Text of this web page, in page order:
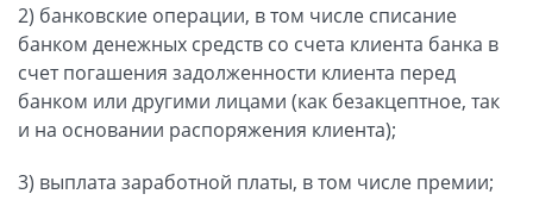
2) банковские операции, в том числе списание
банком денежных средств со счета клиента банка в
счет погашения задолженности клиента перед
банком или другими лицами (как безакцептное, так
и на основании распоряжения клиента);
3) выплата заработной платы, в том числе премии;